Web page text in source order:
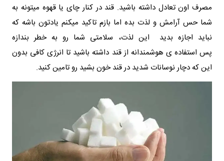
مصرف اون تعادل داشته باشید. قند در کنار چای یا قهوه میتونه به
شما حس آرامش و لذت بده اما بازم تاکید میکنم یادتون باشه که
نباید اجازه بدید این لذت، سلامتی شما رو به خطر بندازه
پس استفاده‌ ی هوشمندانه از قند داشته باشید تا انرژی کافی بدون
این که دچار نوسانات شدید در قند خون بشید رو تامین کنید.